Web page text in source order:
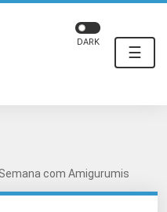
☰
DARK
com Amigurumis